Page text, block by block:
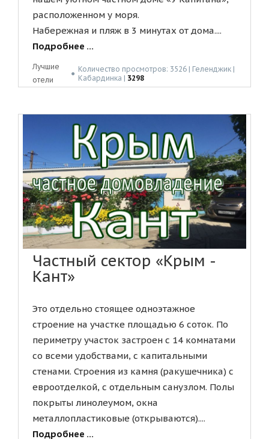
расположенном у моря.
Набережная и пляж в 3 минутах от дома....
Подробнее ...
Лучшие
отели
● Количество просмотров: 3526 | Геленджик |
Кабардинка | 3298
Частный сектор «Крым -
Кант»
Это отдельно стоящее одноэтажное
строение на участке площадью 6 соток. По
периметру участок застроен с 14 комнатами
со всеми удобствами, с капитальными
стенами. Строения из камня (ракушечника) с
евроотделкой, с отдельным санузлом. Полы
покрыты линолеумом, окна
металлопластиковые (открываются)....
Подробнее ...